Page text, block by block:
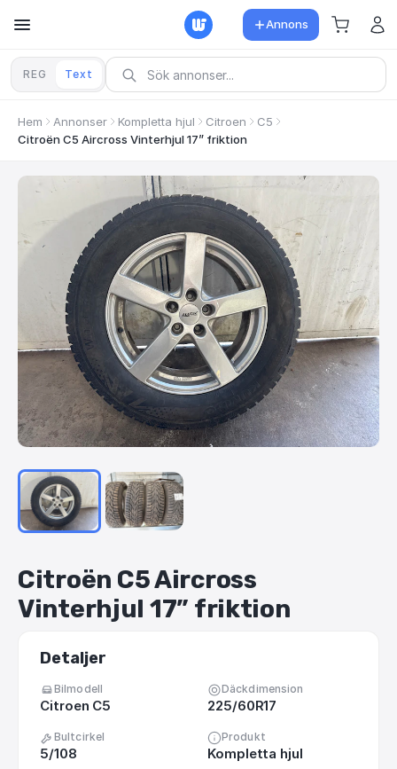
Annons
REG Text
Hem Annonser Kompletta hjul Citroen
C5
Citroën C5 Aircross Vinterhjul 17” friktion
Citroën C5Aircross
Vinterhjul 17” friktion
Detaljer
Bilmodell
Citroen C5
Däckdimension
225/60R17
Bultcirkel
5/108
Produkt
Kompletta hjul